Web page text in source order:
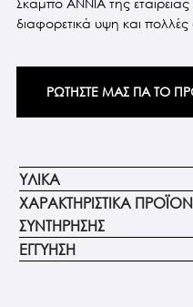
διαφορετικά υψη και
ΡΩΤΗΣΤΕ ΜΑΣ ΓΙΑ ΤΟ
ΥΛΙΚΑ
ΧΑΡΑΚΤΗΡΙΣΤΙΚΑ
ΣΥΝΤΗΡΗΣΗΣ
ΕΓΓΥΗΣΗ